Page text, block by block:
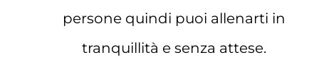
persone quindi puoi allenarti in
tranquillità e senza attese.